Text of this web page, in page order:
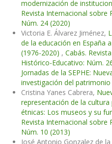
modernización de
Revista Internacional sobre
Núm. 24 (2020)
Victoria E. Álvarez Jiménez,
de la educación en España
(1976-2020) , Cabás.
Histórico-Educativo: Núm.
Jornadas de la SEPHE:
investigación del
Cristina Yanes Cabrera,
representación de la
étnicas: Los museos y su
Revista Internacional sobre
Núm. 10 (2013)
José Antonio Gonzalez de